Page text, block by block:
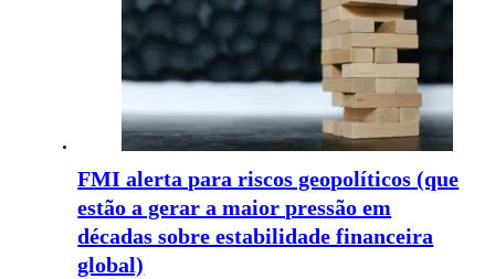
FMI alerta para riscos geopolíticos (que
estão a gerar a maior pressão em
décadas sobre estabilidade financeira
global)